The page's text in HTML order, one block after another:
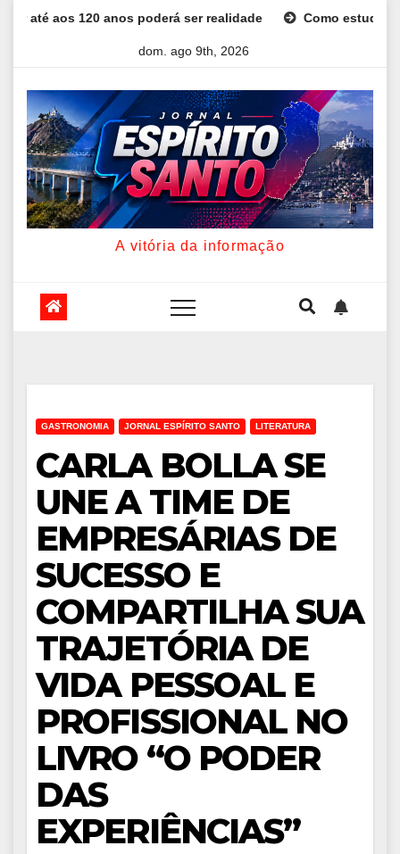
ser realidade Como estudar para o Enem: guia
dom. ago 9th, 2026
A vitória da informação
GASTRONOMIA JORNAL ESPÍRITO SANTO LITERATURA
CARLA BOLLA SE
UNE A TIME DE
EMPRESÁRIAS DE
SUCESSO E
COMPARTILHA SUA
TRAJETÓRIA DE
VIDA PESSOAL E
PROFISSIONAL NO
LIVRO “O PODER
DAS
EXPERIÊNCIAS”